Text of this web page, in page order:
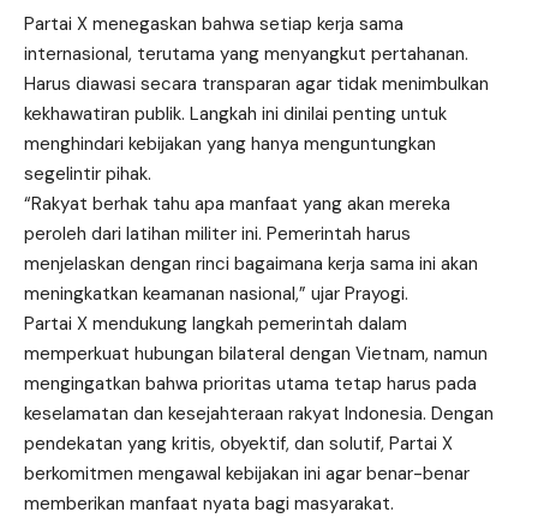
Partai X menegaskan bahwa setiap kerja sama
internasional, terutama yang menyangkut pertahanan.
Harus diawasi secara transparan agar tidak menimbulkan
kekhawatiran publik. Langkah ini dinilai penting untuk
menghindari kebijakan yang hanya menguntungkan
segelintir pihak.
“Rakyat berhak tahu apa manfaat yang akan mereka
peroleh dari latihan militer ini. Pemerintah harus
menjelaskan dengan rinci bagaimana kerja sama ini akan
meningkatkan keamanan nasional,” ujar Prayogi.
Partai X mendukung langkah pemerintah dalam
memperkuat hubungan bilateral dengan Vietnam, namun
mengingatkan bahwa prioritas utama tetap harus pada
keselamatan dan kesejahteraan rakyat Indonesia. Dengan
pendekatan yang kritis, obyektif, dan solutif, Partai X
berkomitmen mengawal kebijakan ini agar benar-benar
memberikan manfaat nyata bagi masyarakat.